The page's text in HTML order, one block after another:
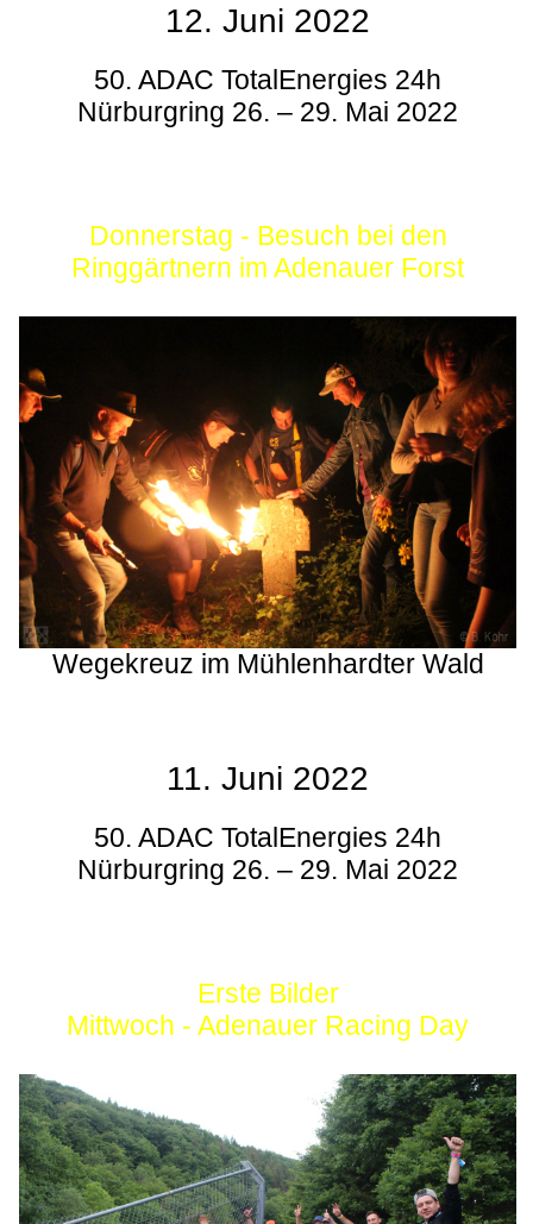
12. Juni 2022
50. ADAC TotalEnergies 24h
Nürburgring 26. – 29. Mai 2022
Donnerstag - Besuch bei den
Ringgärtnern im Adenauer Forst
Wegekreuz im Mühlenhardter Wald
11. Juni 2022
50. ADAC TotalEnergies 24h
Nürburgring 26. – 29. Mai 2022
Erste Bilder
Mittwoch - Adenauer Racing Day